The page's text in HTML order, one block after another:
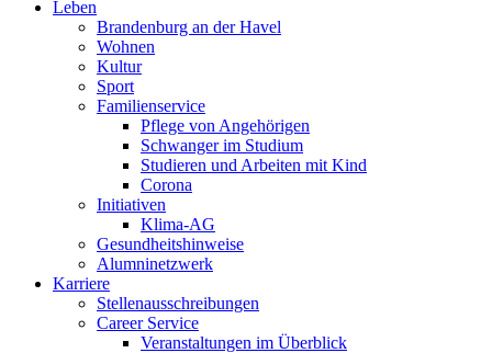
Leben
Brandenburg an der Havel
Wohnen
Kultur
Sport
Familienservice
Pflege von Angehörigen
Schwanger im Studium
Studieren und Arbeiten mit Kind
Corona
Initiativen
Klima-AG
Gesundheitshinweise
Alumninetzwerk
Karriere
Stellenausschreibungen
Career Service
Veranstaltungen im Überblick